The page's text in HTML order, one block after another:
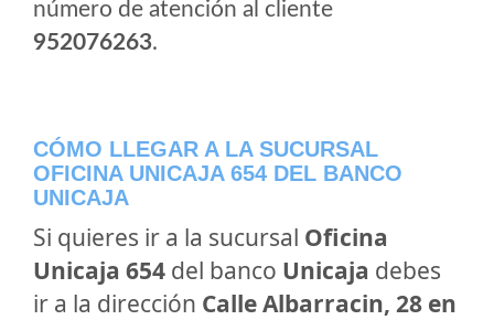
número de atención al cliente
952076263.
CÓMO LLEGAR A LA SUCURSAL
OFICINA UNICAJA 654 DEL BANCO
UNICAJA
Si quieres ir a la sucursal Oficina
Unicaja 654 del banco Unicaja debes
ir a la dirección Calle Albarracin, 28 en